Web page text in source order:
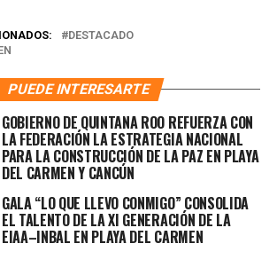
DESTACADO
PUEDE INTERESARTE
GOBIERNO DE QUINTANA ROO REFUERZA CON
LA FEDERACIÓN LA ESTRATEGIA NACIONAL
PARA LA CONSTRUCCIÓN DE LA PAZ EN PLAYA
DEL CARMEN Y CANCÚN
GALA “LO QUE LLEVO CONMIGO” CONSOLIDA
EL TALENTO DE LA XI GENERACIÓN DE LA
EIAA–INBAL EN PLAYA DEL CARMEN